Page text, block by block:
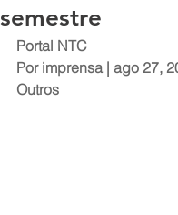
semestre
Portal NTC
Por imprensa | ago 27,
Outros